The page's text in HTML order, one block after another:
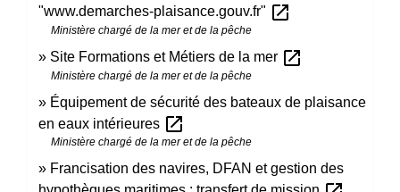
"www.demarches-plaisance.gouv.fr" open_in_new
Ministère chargé de la mer et de la pêche
Site Formations et Métiers de la mer open_in_new
Ministère chargé de la mer et de la pêche
Équipement de sécurité des bateaux de plaisance
en eaux intérieures open_in_new
Ministère chargé de la mer et de la pêche
Francisation des navires, DFAN et gestion des